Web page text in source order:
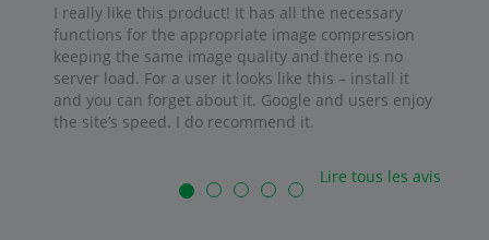
I really like this product! It has all the necessary
functions for the appropriate image compression
keeping the same image quality and there is no
server load. For a user it looks like this – install it
and you can forget about it. Google and users enjoy
the site’s speed. I do recommend it.
Lire tous les avis